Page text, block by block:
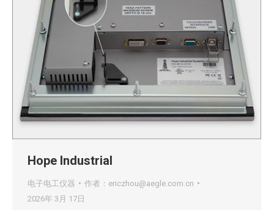
Hope Industrial
电子电工仪器 作者： ericzhou@aegle.com.cn
2026年 3月 17日